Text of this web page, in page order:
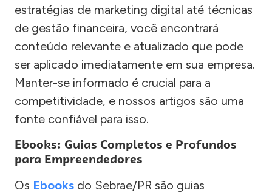
estratégias de marketing digital até técnicas
de gestão financeira, você encontrará
conteúdo relevante e atualizado que pode
ser aplicado imediatamente em sua empresa.
Manter-se informado é crucial para a
competitividade, e nossos artigos são uma
fonte confiável para isso.
Ebooks: Guias Completos e Profundos
para Empreendedores
Os Ebooks do Sebrae/PR são guias